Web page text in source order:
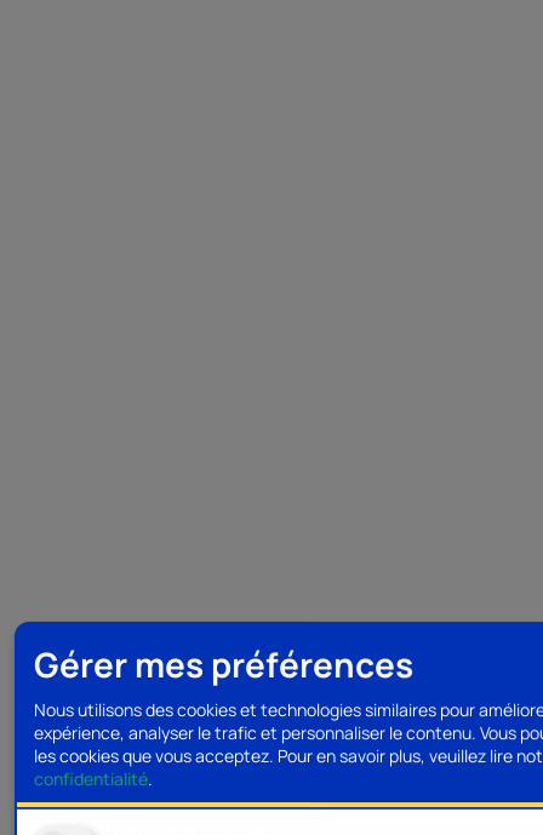
Gérer mes préférences
Nous utilisons des cookies et technologies similaires pour
expérience, analyser le trafic et personnaliser le contenu. Vous
les cookies que vous acceptez. Pour en savoir plus, veuillez lire
confidentialité.